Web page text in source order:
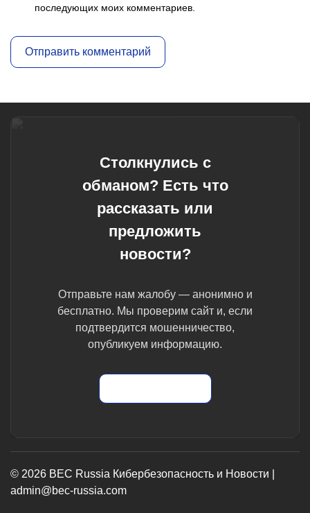
последующих моих комментариев.
Столкнулись с
обманом? Есть что
рассказать или
предложить
новости?
Отправьте нам жалобу — анонимно и
бесплатно. Мы проверим сайт и, если
подтвердится мошенничество,
опубликуем информацию.
© 2026 BEC Russia Кибербезопасность и Новости |
admin@bec-russia.com